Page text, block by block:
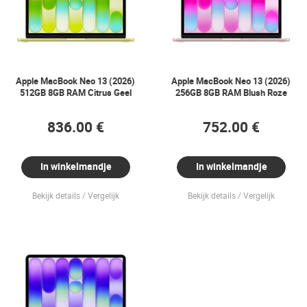
Apple MacBook Neo 13 (2026)
512GB 8GB RAM Citrus Geel
836.00 €
In winkelmandje
Bekijk details Vergelijk
Apple MacBook Neo 13 (2026)
256GB 8GB RAM Blush Roze
752.00 €
In winkelmandje
Bekijk details Vergelijk